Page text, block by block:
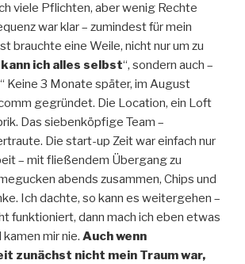
viele Pflichten, aber wenig Rechte
war klar – zumindest für mein
brauchte eine Weile, nicht nur um zu
ich alles selbst“, sondern auch –
Keine 3 Monate später, im August
gegründet. Die Location, ein Loft
Das siebenköpfige Team –
Die start-up Zeit war einfach nur
– mit fließendem Übergang zu
abends zusammen, Chips und
Ich dachte, so kann es weitergehen –
funktioniert, dann mach ich eben etwas
mir nie. Auch wenn
zunächst nicht mein Traum war,